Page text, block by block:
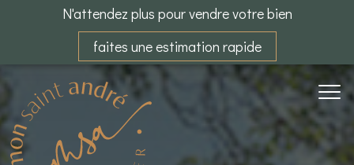
N'attendez plus pour vendre votre bien
faites une estimation rapide